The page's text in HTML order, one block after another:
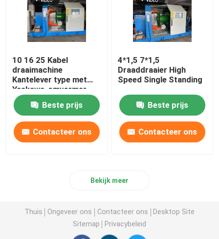
10 16 25 Kabel
draaimachine
Kantelever type met
Yaskawa-omvormer
Beste prijs
Contacteer ons
4*1,5 7*1,5
Draaddraaier High
Speed Single Standing
Beste prijs
Contacteer ons
Bekijk meer
Thuis Ongeveer ons Contacteer ons
Desktop Site
Sitemap
Privacybeleid